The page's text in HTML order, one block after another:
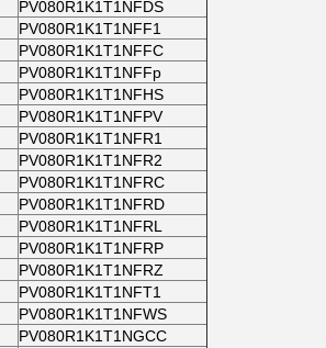
PV080R1K1T1NFDS
PV080R1K1T1NFF1
PV080R1K1T1NFFC
PV080R1K1T1NFFp
PV080R1K1T1NFHS
PV080R1K1T1NFPV
PV080R1K1T1NFR1
PV080R1K1T1NFR2
PV080R1K1T1NFRC
PV080R1K1T1NFRD
PV080R1K1T1NFRL
PV080R1K1T1NFRP
PV080R1K1T1NFRZ
PV080R1K1T1NFT1
PV080R1K1T1NFWS
PV080R1K1T1NGCC